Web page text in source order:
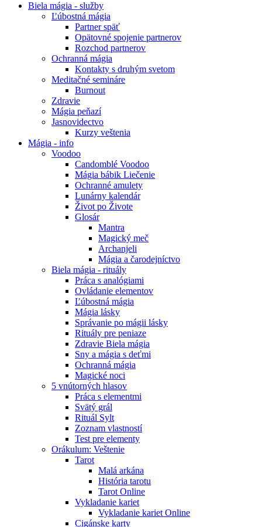
Biela mágia - služby
Ľúbostná mágia
Partner späť
Opätovné spojenie partnerov
Rozchod partnerov
Ochranná mágia
Kontakty s druhým svetom
Meditačné semináre
Burnout
Zdravie
Mágia peňazí
Jasnovidectvo
Kurzy veštenia
Mágia - info
Voodoo
Candomblé Voodoo
Mágia bábik Liečenie
Ochranné amulety
Lunárny kalendár
Život po Živote
Glosár
Mantra
Magický meč
Archanjeli
Mágia a čarodejníctvo
Biela mágia - rituály
Práca s analógiami
Ovládanie elementov
Ľúbostná mágia
Mágia lásky
Správanie po mágii lásky
Rituály pre peniaze
Zdravie Biela mágia
Sny a mágia s deťmi
Ochranná mágia
Magické noci
5 vnútorných hlasov
Práca s elementmi
Svätý grál
Rituál Sylt
Zoznam vlastností
Test pre elementy
Orákulum: Veštenie
Tarot
Malá arkána
História tarotu
Tarot Online
Vykladanie kariet
Vykladanie kariet Online
Cigánske karty